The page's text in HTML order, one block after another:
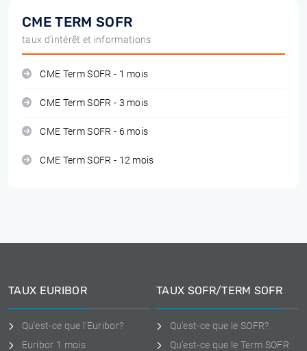
CME TERM SOFR
taux d'intérêt et informations
CME Term SOFR - 1 mois
CME Term SOFR - 3 mois
CME Term SOFR - 6 mois
CME Term SOFR - 12 mois
TAUX EURIBOR
Qu'est-ce que l'Euribor?
Euribor 1 mois
TAUX SOFR/TERM SOFR
Qu'est-ce que le SOFR?
Qu'est-ce que le Term SOFR